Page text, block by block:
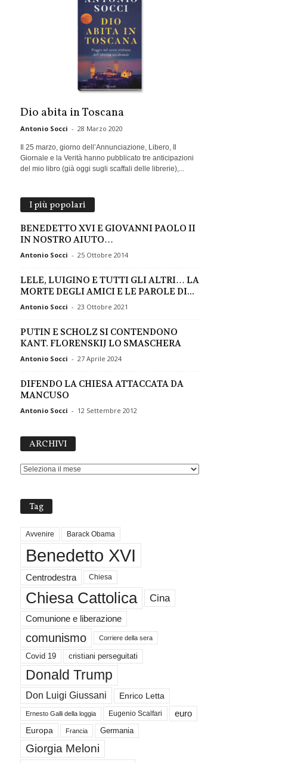
Dio abita in Toscana
Antonio Socci - 28 Marzo 2020
Il 25 marzo, giorno dell’Annunciazione, Libero, Il
Giornale e la Verità hanno pubblicato tre anticipazioni
del mio libro (già oggi sugli scaffali delle librerie),...
I più popolari
BENEDETTO XVI E GIOVANNI PAOLO II
IN NOSTRO AIUTO…
Antonio Socci - 25 Ottobre 2014
LELE, LUIGINO E TUTTI GLI ALTRI… LA
MORTE DEGLI AMICI E LE PAROLE DI...
Antonio Socci - 23 Ottobre 2021
PUTIN E SCHOLZ SI CONTENDONO
KANT. FLORENSKIJ LO SMASCHERA
Antonio Socci - 27 Aprile 2024
DIFENDO LA CHIESA ATTACCATA DA
MANCUSO
Antonio Socci - 12 Settembre 2012
ARCHIVI
Tag
Avvenire Barack Obama
Benedetto XVI
Centrodestra Chiesa
Chiesa Cattolica Cina
Comunione e liberazione
comunismo Corriere della sera
Covid 19 cristiani perseguitati
Donald Trump
Don Luigi Giussani Enrico Letta
Ernesto Galli della loggia Eugenio Scalfari euro
Europa Francia Germania
Giorgia Meloni